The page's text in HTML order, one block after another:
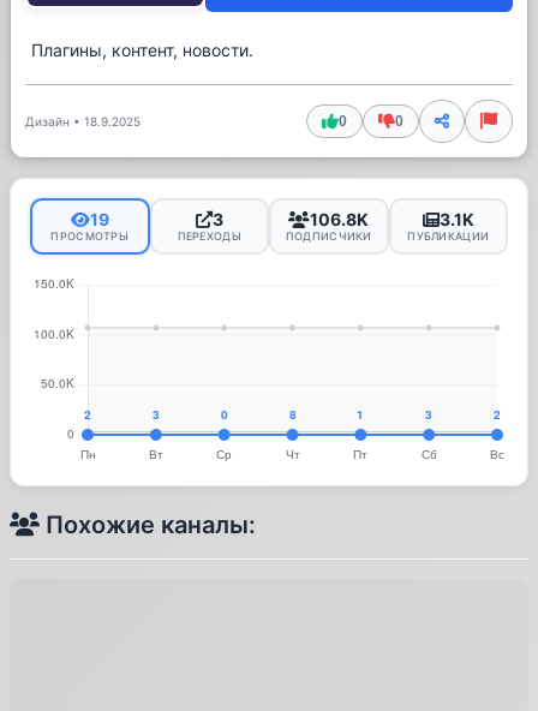
Плагины, контент, новости.
Дизайн • 18.9.2025 0 0
19
ПРОСМОТРЫ
3
ПЕРЕХОДЫ
106.8K
ПОДПИСЧИКИ
3.1K
ПУБЛИКАЦИИ
Похожие каналы: